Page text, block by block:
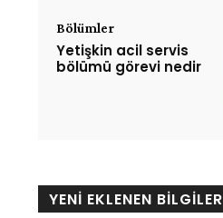
Bölümler
Yetişkin acil servis
bölümü görevi nedir
YENI EKLENEN BILGILER